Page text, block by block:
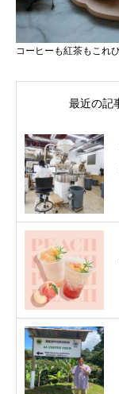
コーヒーも紅茶もこれ
最近の記